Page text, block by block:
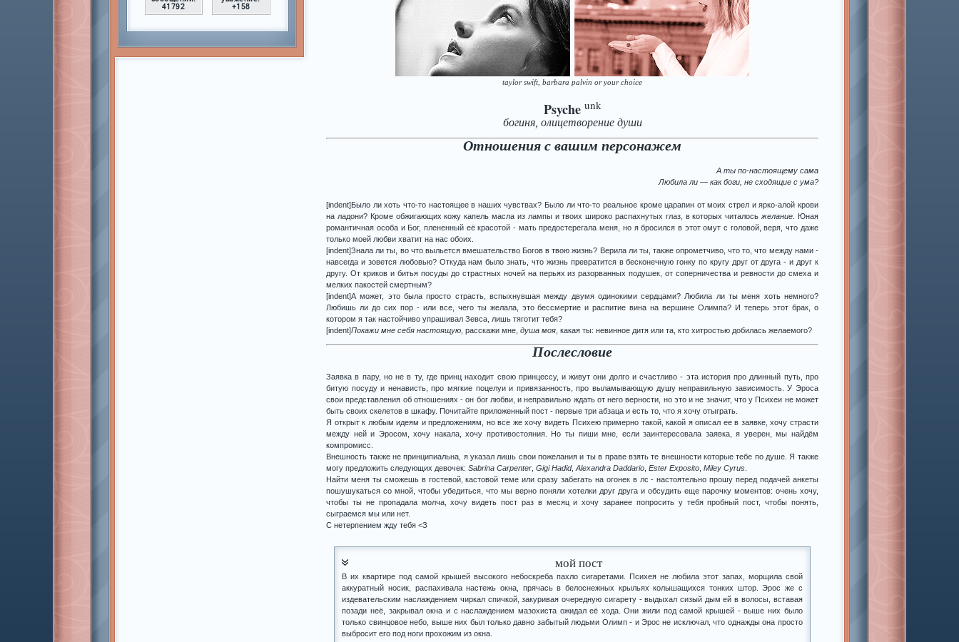
41792
+158
taylor swift, barbara palvin or your choice
Psyche unk
богиня, олицетворение души
Отношения с вашим персонажем
А ты по-настоящему сама
Любила ли — как боги, не сходящие с ума?
[indent]Было ли хоть что-то настоящее в наших чувствах? Было ли что-то реальное кроме царапин от моих стрел и ярко-алой крови
на ладони? Кроме обжигающих кожу капель масла из лампы и твоих широко распахнутых глаз, в которых читалосьжелание . Юная
романтичная особа и Бог, плененный её красотой - мать предостерегала меня, но я бросился в этот омут с головой, веря, что даже
только моей любви хватит на нас обоих.
[indent]Знала ли ты, во что выльется вмешательство Богов в твою жизнь? Верила ли ты, также опрометчиво, что то, что между нами -
навсегда и зовется любовью? Откуда нам было знать, что жизнь превратится в бесконечную гонку по кругу друг от друга - и друг к
другу. От криков и битья посуды до страстных ночей на перьях из разорванных подушек, от соперничества и ревности до смеха и
мелких пакостей смертным?
[indent]А может, это была просто страсть, вспыхнувшая между двумя одинокими сердцами? Любила ли ты меня хоть немного?
Любишь ли до сих пор - или все, чего ты желала, это бессмертие и распитие вина на вершине Олимпа? И теперь этот брак, о
котором я так настойчиво упрашивал Зевса, лишь тяготит тебя?
[indent]Покажи мне себя настоящую , расскажи мне,душа моя , какая ты: невинное дитя или та, кто хитростью добилась желаемого?
Послесловие
Заявка в пару, но не в ту, где принц находит свою принцессу, и живут они долго и счастливо - эта история про длинный путь, про
битую посуду и ненависть, про мягкие поцелуи и привязанность, про выламывающую душу неправильную зависимость. У Эроса
свои представления об отношениях - он бог любви, и неправильно ждать от него верности, но это и не значит, что у Психеи не может
быть своих скелетов в шкафу. Почитайте приложенный пост - первые три абзаца и есть то, что я хочу отыграть.
Я открыт к любым идеям и предложениям, но все же хочу видеть Психею примерно такой, какой я описал ее в заявке, хочу страсти
между ней и Эросом, хочу накала, хочу противостояния. Но ты пиши мне, если заинтересовала заявка, я уверен, мы найдём
компромисс.
Внешность также не принципиальна, я указал лишь свои пожелания и ты в праве взять те внешности которые тебе по душе. Я также
могу предложить следующих девочек:Sabrina Carpenter ,Gigi Hadid,Alexandra Daddario ,Ester Exposito ,Miley Cyrus
Найти меня ты сможешь в гостевой, кастовой теме или сразу забегать на огонек в лс - настоятельно прошу перед подачей анкеты
пошушукаться со мной, чтобы убедиться, что мы верно поняли хотелки друг друга и обсудить еще парочку моментов: очень хочу,
чтобы ты не пропадала молча, хочу видеть пост раз в месяц и хочу заранее попросить у тебя пробный пост, чтобы понять,
сыграемся мы или нет.
С нетерпением жду тебя <З
мой пост
В их квартире под самой крышей высокого небоскреба пахло сигаретами. Психея не любила этот запах, морщила свой
аккуратный носик, распахивала настежь окна, прячась в белоснежных крыльях колышащихся тонких штор. Эрос же с
издевательским наслаждением чиркал спичкой, закуривая очередную сигарету - выдыхал сизый дым ей в волосы, вставая
позади неё, закрывал окна и с наслаждением мазохиста ожидал её хода. Они жили под самой крышей - выше них было
только свинцовое небо, выше них был только давно забытый людьми Олимп - и Эрос не исключал, что однажды она просто
выбросит его под ноги прохожим из окна.